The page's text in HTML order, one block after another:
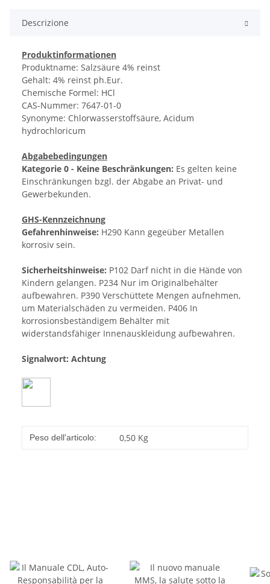
Descrizione
Produktinformationen
Produktname: Salzsäure 4% reinst
Gehalt: 4% reinst ph.Eur.
Chemische Formel: HCl
CAS-Nummer: 7647-01-0
Synonyme: Chlorwasserstoffsäure, Acidum
hydrochloricum
Abgabebedingungen
Kategorie 0 - Keine Beschränkungen: Es gelten keine
Einschränkungen bzgl. der Abgabe an Privat- und
Gewerbekunden.
GHS-Kennzeichnung
Gefahrenhinweise: H290 Kann gegeüber Metallen
korrosiv sein.
Sicherheitshinweise: P102 Darf nicht in die Hände von
Kindern gelangen. P234 Nur im Originalbehälter
aufbewahren. P390 Verschüttete Mengen aufnehmen,
um Materialschäden zu vermeiden. P406 In
korrosionsbeständigem Behälter mit
widerstandsfähiger Innenauskleidung aufbewahren.
Signalwort: Achtung
Peso dell'articolo: 0,50 Kg